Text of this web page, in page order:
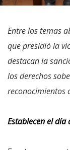
Entre los temas
que presidió la
destacan la
los derechos
reconocimientos
Establecen el